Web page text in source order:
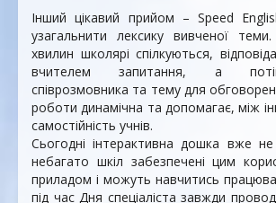
Інший цікавий прийом – Speed
узагальнити лексику вивченої
хвилин школярі спілкуються,
вчителем запитання, а
співрозмовника та тему для
роботи динамічна та допомагає, між
самостійність учнів.
Сьогодні інтерактивна дошка вже
небагато шкіл забезпечені цим
приладом і можуть навчитись
під час Дня спеціаліста завжди